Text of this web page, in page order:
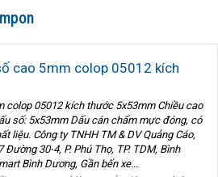
cao 5mm colop 05012 kích
colop 05012 kích thước 5x53mm Chiều cao
số: 5x53mm Dấu cán chấm mực đóng, có
liệu. Công ty TNHH TM & DV Quảng Cáo,
Đường 30-4, P. Phú Thọ, TP. TDM, Bình
Bình Dương, Gần bến xe...